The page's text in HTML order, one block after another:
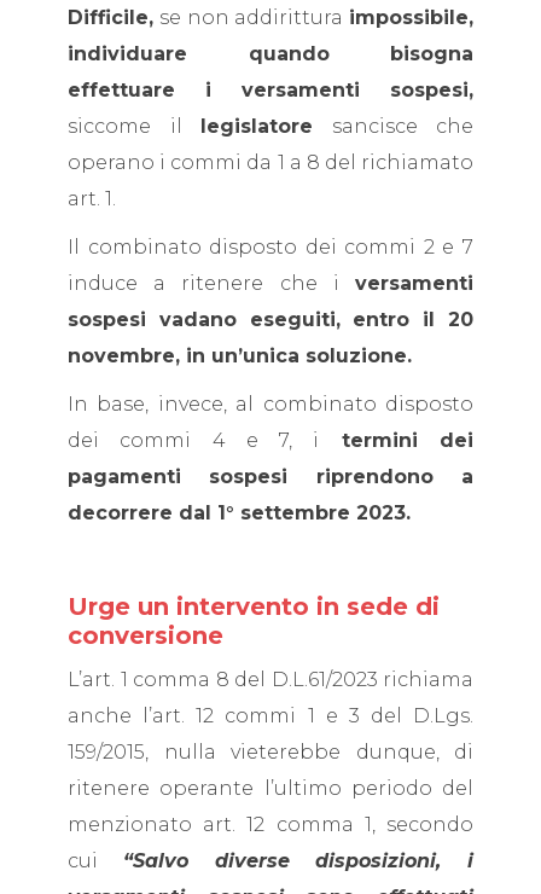
Difficile, se non addirittura impossibile,
individuare quando bisogna
effettuare i versamenti sospesi,
siccome il
legislatore sancisce che
operano i commi da 1 a 8 del richiamato
art. 1.
Il combinato disposto dei commi 2 e 7
induce a ritenere che i versamenti
sospesi vadano eseguiti, entro il 20
novembre, in un’unica soluzione.
In base, invece, al combinato disposto
dei commi 4 e 7, i
termini dei
pagamenti sospesi riprendono a
decorrere dal 1° settembre 2023.
Urge un intervento in sede di
conversione
L’art. 1 comma 8 del D.L.61/2023 richiama
anche l’art. 12 commi 1 e 3 del D.Lgs.
159/2015, nulla vieterebbe dunque, di
ritenere operante l’ultimo periodo del
menzionato art. 12 comma 1, secondo
cui “Salvo diverse disposizioni, i